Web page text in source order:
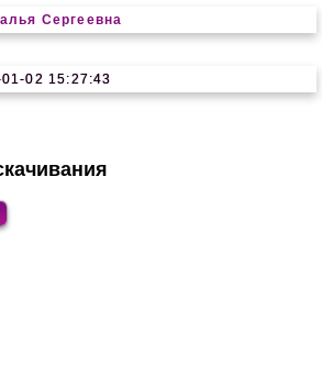
Сергеевна
02 15:27:43